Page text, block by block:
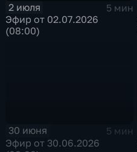
2 июля
5 мин
Эфир от 02.07.2026
(08:00)
30 июня
5 мин
Эфир от 30.06.2026